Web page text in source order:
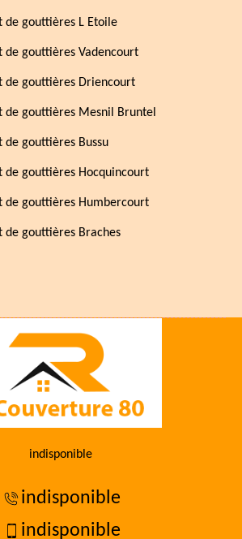
de gouttières L Etoile
de gouttières Vadencourt
de gouttières Driencourt
de gouttières Mesnil Bruntel
de gouttières Bussu
de gouttières Hocquincourt
de gouttières Humbercourt
de gouttières Braches
indisponible
indisponible
indisponible